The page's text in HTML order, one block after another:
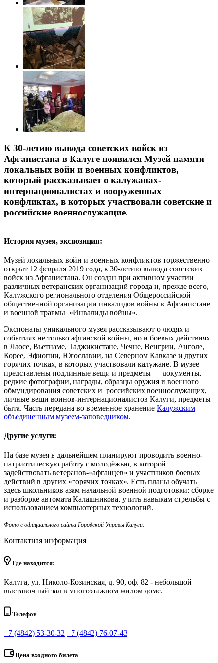
К 30-летию вывода советских войск из
Афганистана в Калуге появился Музей памяти
локальных войн и военных конфликтов,
который рассказывает о калужанах-
интернационалистах и вооруженных
конфликтах, в которых участвовали советские и
российские военнослужащие.
История музея, экспозиция:
Музей локальных войн и военных конфликтов торжественно
открыт 12 февраля 2019 года, к 30-летию вывода советских
войск из Афганистана. Он создан при активном участии
различных ветеранских организаций города и, прежде всего,
Калужского регионального отделения Общероссийской
общественной организации инвалидов войны в Афганистане
и военной травмы «Инвалиды войны».
Экспонаты уникального музея рассказывают о людях и
событиях не только афганской войны, но и боевых действиях
в Лаосе, Вьетнаме, Таджикистане, Чечне, Венгрии, Анголе,
Корее, Эфиопии, Югославии, на Северном Кавказе и других
горячих точках, в которых участвовали калужане. В музее
представлены подлинные вещи и предметы — документы,
редкие фотографии, награды, образцы оружия и военного
обмундирования советских и российских военнослужащих,
личные вещи воинов-интернационалистов Калуги, предметы
быта. Часть передана во временное хранение Калужским
объединенным музеем-заповедником.
Другие услуги:
На базе музея в дальнейшем планируют проводить военно-
патриотическую работу с молодёжью, в которой
задействовать ветеранов-«афганцев» и участников боевых
действий в других «горячих точках». Есть планы обучать
здесь школьников азам начальной военной подготовки: сборке
и разборке автомата Калашникова, учить навыкам стрельбы с
использованием компьютерных технологий.
Фото с официального сайта Городской Управы Калуги.
Контактная информация
Где находится:
Калуга, ул. Николо-Козинская, д. 90, оф. 82 - небольшой
выставочный зал в многоэтажном жилом доме.
Телефон
+7 (4842) 53-30-32 +7 (4842) 76-07-43
Цена входного билета